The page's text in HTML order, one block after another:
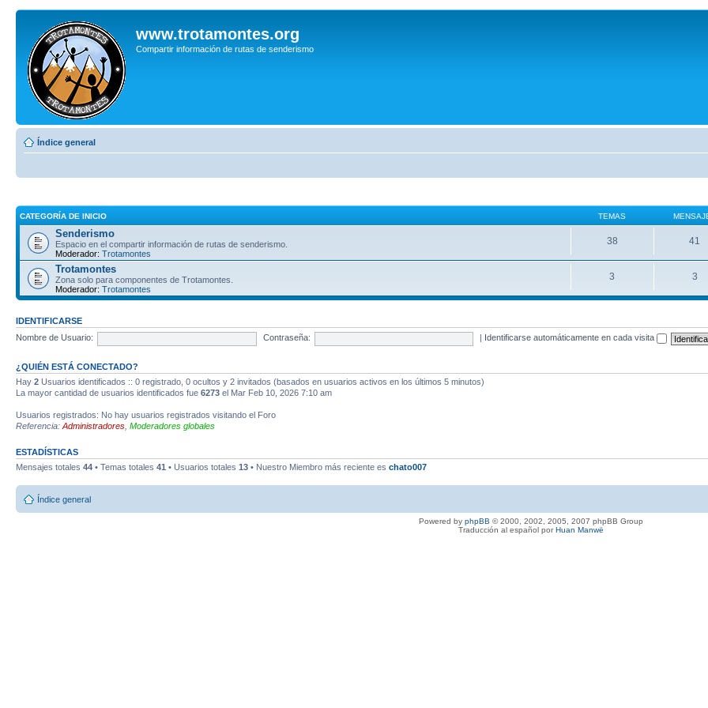
www.trotamontes.org
Compartir información de rutas de senderismo
Índice general
CATEGORÍA DE INICIO TEMAS
Senderismo
Espacio en el compartir información de rutas de senderismo.
Moderador: Trotamontes
38 41
Trotamontes
Zona solo para componentes de Trotamontes.
Moderador: Trotamontes
3 3
IDENTIFICARSE
Nombre de Usuario:
Contraseña: Identificarse automáticamente en cada visita
¿QUIÉN ESTÁ CONECTADO?
Hay 2 Usuarios identificados :: 0 registrado, 0 ocultos y 2 invitados (basados en usuarios activos en los últimos 5 minutos)
La mayor cantidad de usuarios identificados fue 6273 el Mar Feb 10, 2026 7:10 am
Usuarios registrados: No hay usuarios registrados visitando el Foro
Referencia: Administradores Moderadores globales
ESTADÍSTICAS
Mensajes totales 44 • Temas totales 41 • Usuarios totales 13 • Nuestro Miembro más reciente es chato007
Índice general
Powered by phpBB © 2000, 2002, 2005, 2007 phpBB Group
Traducción al español porHuan Manwë